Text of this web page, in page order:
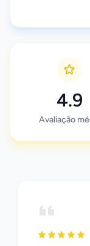
4.9
Avaliação